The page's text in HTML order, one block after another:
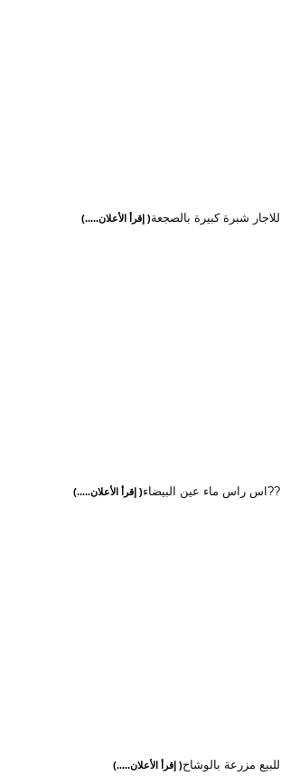
للاجار شبرة كبيرة بالصجعة( إقرأ الأعلان.....)
??اس راس ماء عين البيضاء( إقرأ الأعلان.....)
للبيع مزرعة بالوشاح( إقرأ الأعلان.....)